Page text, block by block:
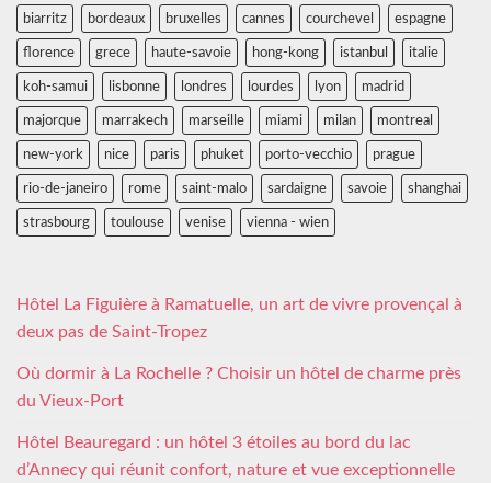
biarritz bordeaux bruxelles cannes courchevel espagne
florence grece haute-savoie hong-kong istanbul italie
koh-samui lisbonne londres lourdes lyon madrid
majorque marrakech marseille miami milan montreal
new-york nice paris phuket porto-vecchio prague
rio-de-janeiro rome saint-malo sardaigne savoie shanghai
strasbourg toulouse venise vienna - wien
Hôtel La Figuière à Ramatuelle, un art de vivre provençal à
deux pas de Saint-Tropez
Où dormir à La Rochelle ? Choisir un hôtel de charme près
du Vieux-Port
Hôtel Beauregard : un hôtel 3 étoiles au bord du lac
d’Annecy qui réunit confort, nature et vue exceptionnelle